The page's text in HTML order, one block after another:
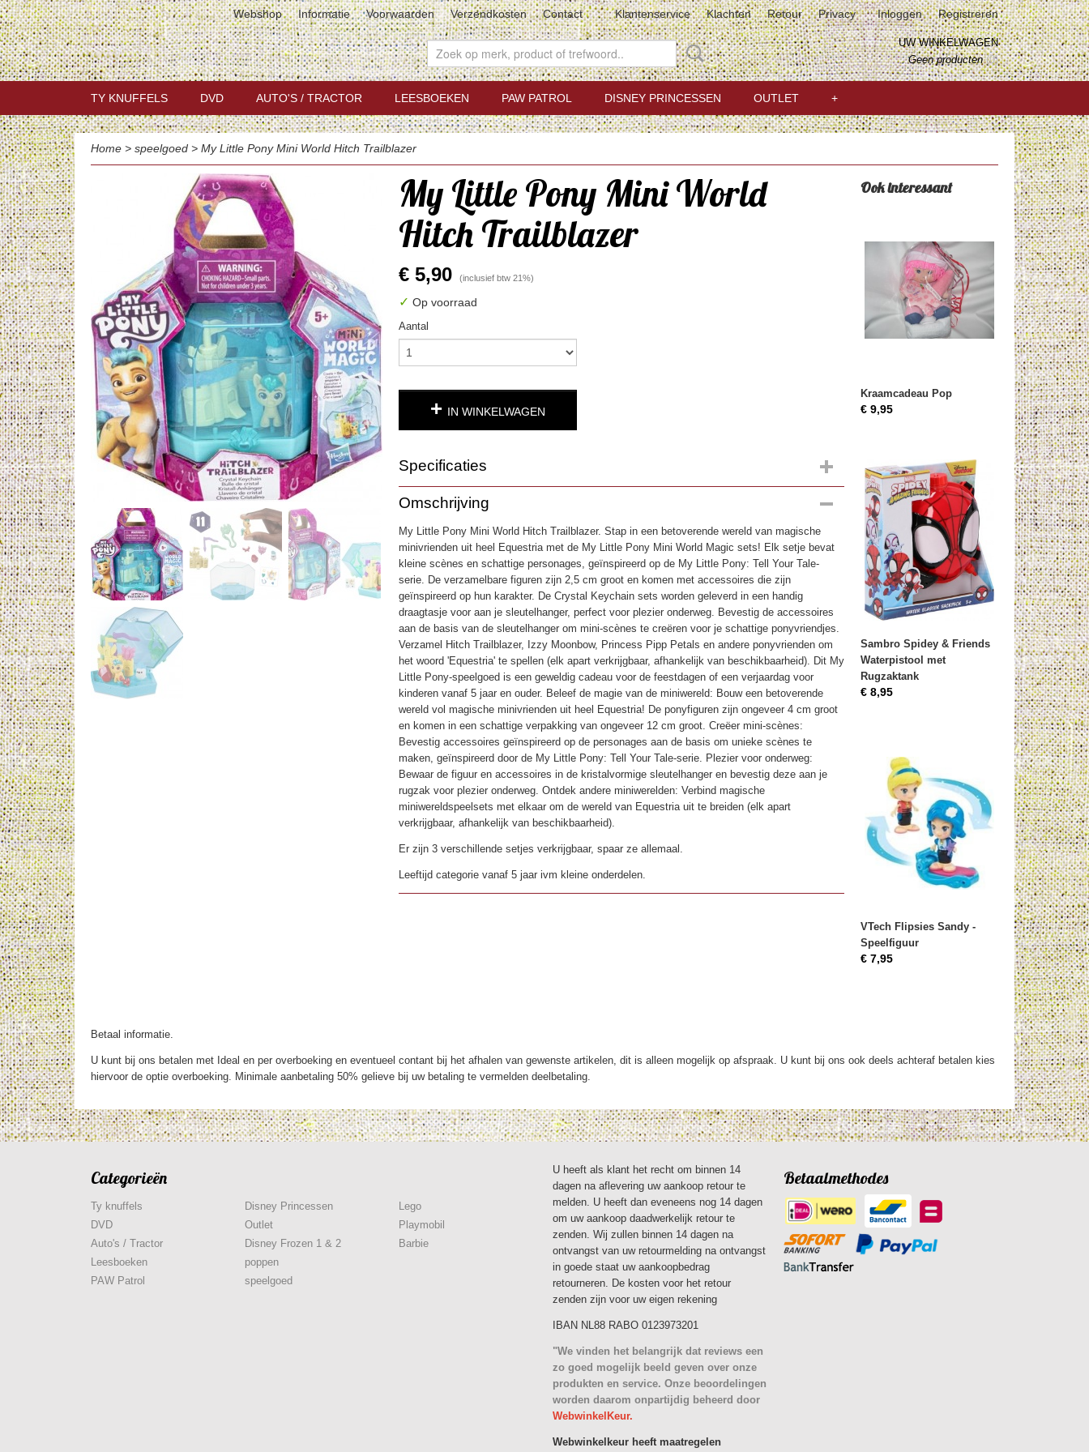
Webshop Informatie Voorwaarden Verzendkosten Contact Klantenservice Klachten Retour Privacy Inloggen Registreren
UW WINKELWAGEN
Geen producten(0)
TY KNUFFELS DVD AUTO'S / TRACTOR LEESBOEKEN PAW PATROL DISNEY PRINCESSEN OUTLET +
Home > speelgoed > My Little Pony Mini World Hitch Trailblazer
My Little Pony Mini World
Hitch Trailblazer
€ 5,90 (inclusief btw 21%)
✓ Op voorraad
Aantal
IN WINKELWAGEN
Specificaties
Productcode
EAN code
Omschrijving
My Little Pony Mini World Hitch Trailblazer. Stap in een betoverende wereld van magische
minivrienden uit heel Equestria met de My Little Pony Mini World Magic sets! Elk setje bevat
kleine scènes en schattige personages, geïnspireerd op de My Little Pony: Tell Your Tale-
serie. De verzamelbare figuren zijn 2,5 cm groot en komen met accessoires die zijn
geïnspireerd op hun karakter. De Crystal Keychain sets worden geleverd in een handig
draagtasje voor aan je sleutelhanger, perfect voor plezier onderweg. Bevestig de accessoires
aan de basis van de sleutelhanger om mini-scènes te creëren voor je schattige ponyvriendjes.
Verzamel Hitch Trailblazer, Izzy Moonbow, Princess Pipp Petals en andere ponyvrienden om
het woord 'Equestria' te spellen (elk apart verkrijgbaar, afhankelijk van beschikbaarheid). Dit My
Little Pony-speelgoed is een geweldig cadeau voor de feestdagen of een verjaardag voor
kinderen vanaf 5 jaar en ouder. Beleef de magie van de miniwereld: Bouw een betoverende
wereld vol magische minivrienden uit heel Equestria! De ponyfiguren zijn ongeveer 4 cm groot
en komen in een schattige verpakking van ongeveer 12 cm groot. Creëer mini-scènes:
Bevestig accessoires geïnspireerd op de personages aan de basis om unieke scènes te
maken, geïnspireerd door de My Little Pony: Tell Your Tale-serie. Plezier voor onderweg:
Bewaar de figuur en accessoires in de kristalvormige sleutelhanger en bevestig deze aan je
rugzak voor plezier onderweg. Ontdek andere miniwerelden: Verbind magische
miniwereldspeelsets met elkaar om de wereld van Equestria uit te breiden (elk apart
verkrijgbaar, afhankelijk van beschikbaarheid).
Er zijn 3 verschillende setjes verkrijgbaar, spaar ze allemaal.
Leeftijd categorie vanaf 5 jaar ivm kleine onderdelen.
Ook interessant
Kraamcadeau Pop
€ 9,95
Sambro Spidey & Friends
Waterpistool met
Rugzaktank
€ 8,95
VTech Flipsies Sandy -
Speelfiguur
€ 7,95
Betaal informatie.
U kunt bij ons betalen met Ideal en per overboeking en eventueel contant bij het afhalen van gewenste artikelen, dit is alleen mogelijk op afspraak. U kunt bij ons ook deels achteraf betalen kies
hiervoor de optie overboeking. Minimale aanbetaling 50% gelieve bij uw betaling te vermelden deelbetaling.
Categorieën
Ty knuffels
DVD
Auto's / Tractor
Leesboeken
PAW Patrol
Disney Princessen
Outlet
Disney Frozen 1 & 2
poppen
speelgoed
Lego
Playmobil
Barbie
U heeft als klant het recht om binnen 14
dagen na aflevering uw aankoop retour te
melden. U heeft dan eveneens nog 14 dagen
om uw aankoop daadwerkelijk retour te
zenden. Wij zullen binnen 14 dagen na
ontvangst van uw retourmelding na ontvangst
in goede staat uw aankoopbedrag
retourneren. De kosten voor het retour
zenden zijn voor uw eigen rekening
IBAN NL88 RABO 0123973201
"We vinden het belangrijk dat reviews een
zo goed mogelijk beeld geven over onze
produkten en service. Onze beoordelingen
worden daarom onpartijdig beheerd door
WebwinkelKeur.
Webwinkelkeur heeft maatregelen
Betaalmethodes